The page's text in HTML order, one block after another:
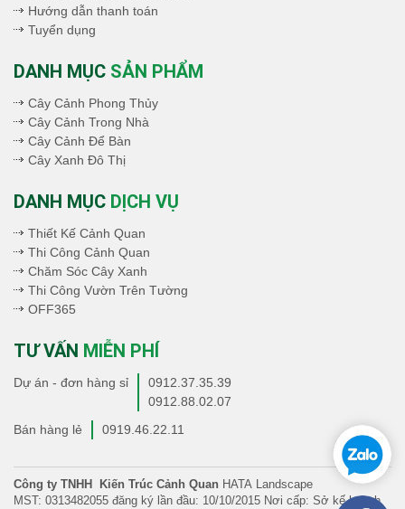
Hướng dẫn thanh toán
Tuyển dụng
DANH MỤC SẢN PHẨM
Cây Cảnh Phong Thủy
Cây Cảnh Trong Nhà
Cây Cảnh Để Bàn
Cây Xanh Đô Thị
DANH MỤC DỊCH VỤ
Thiết Kế Cảnh Quan
Thi Công Cảnh Quan
Chăm Sóc Cây Xanh
Thi Công Vườn Trên Tường
OFF365
TƯ VẤN MIỄN PHÍ
Dự án - đơn hàng sỉ
0912.37.35.39
0912.88.02.07
Bán hàng lẻ
0919.46.22.11
Công ty TNHH Kiến Trúc Cảnh Quan HATA Landscape
MST: 0313482055 đăng ký lần đầu: 10/10/2015 Nơi cấp: Sở kế hoạch